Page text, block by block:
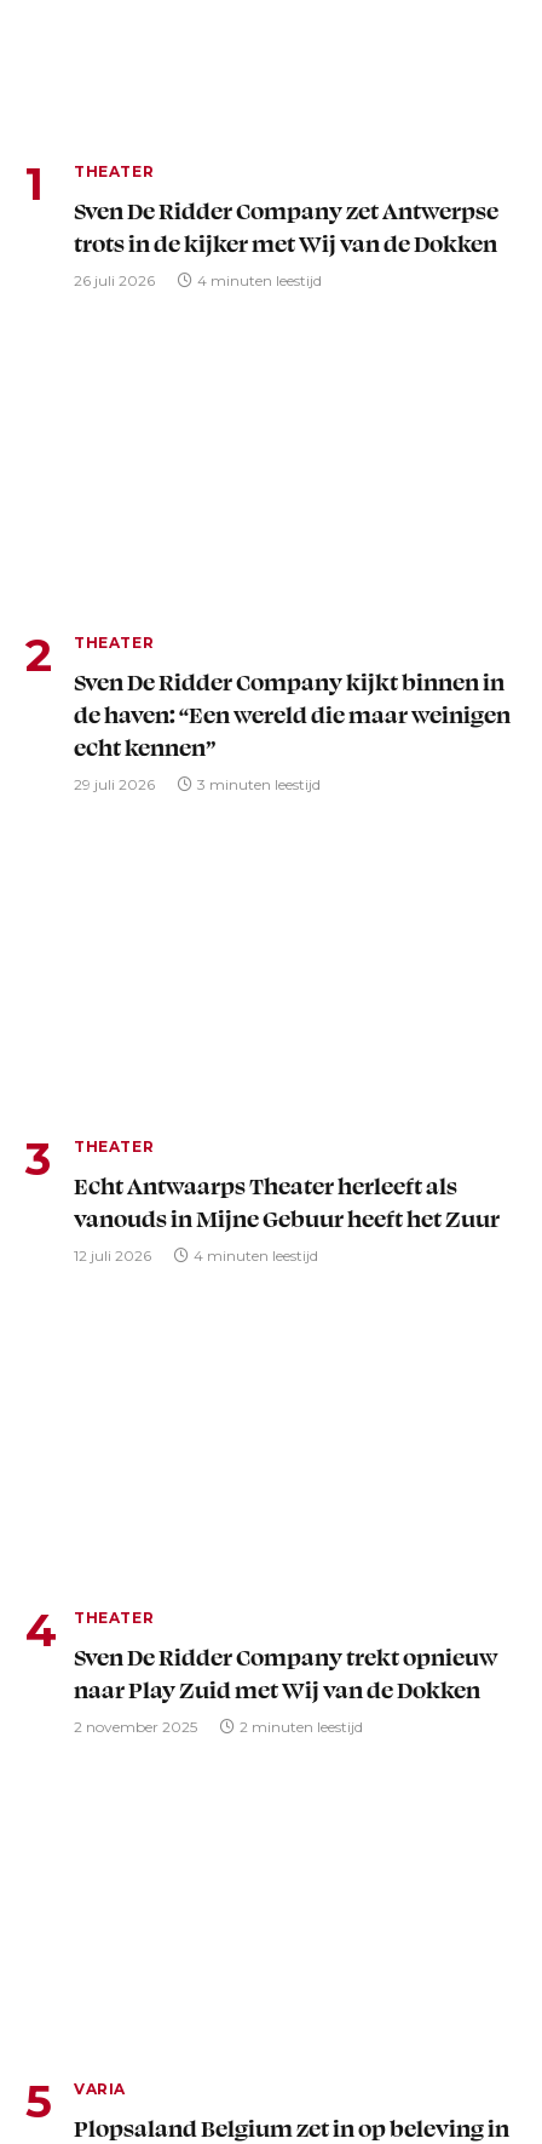
THEATER
Sven De Ridder Company zet Antwerpse
trots in de kijker met Wij van de Dokken
26 juli 2026 4 minuten leestijd
THEATER
Sven De Ridder Company kijkt binnen in
de haven: “Een wereld die maar weinigen
echt kennen”
29 juli 2026 3 minuten leestijd
THEATER
Echt Antwaarps Theater herleeft als
vanouds in Mijne Gebuur heeft het Zuur
12 juli 2026 4 minuten leestijd
THEATER
Sven De Ridder Company trekt opnieuw
naar Play Zuid met Wij van de Dokken
2 november 2025 2 minuten leestijd
VARIA
Plopsaland Belgium zet in op beleving in